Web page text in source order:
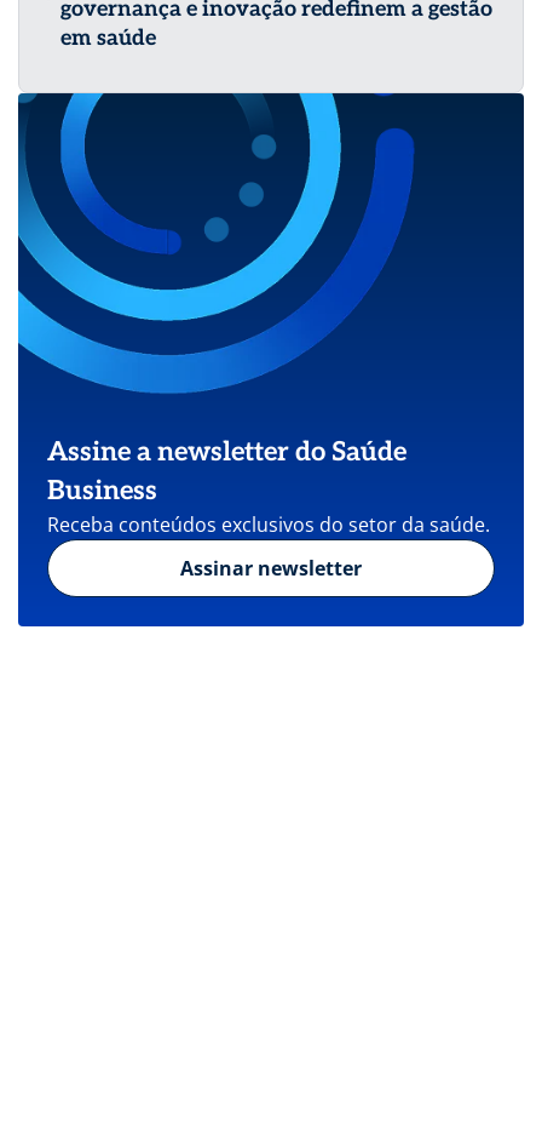
Young Executive Leaders na International Hospital
Federation (IHF).
governança e inovação redefinem a gestão
em saúde
Assine a newsletter do Saúde
Business
Receba conteúdos exclusivos do setor da saúde.
Assinar newsletter